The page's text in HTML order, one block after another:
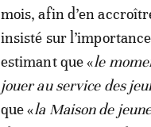
mois, afin d’en
insisté sur
estimant que «le
jouer au service des
que «la Maison de